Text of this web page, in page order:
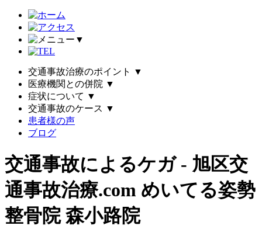
▼
交通事故治療のポイント
▼
医療機関との併院 ▼
症状について ▼
交通事故のケース ▼
患者様の声
ブログ
交通事故によるケガ - 旭区交
通事故治療.com めいてる姿勢
整骨院 森小路院